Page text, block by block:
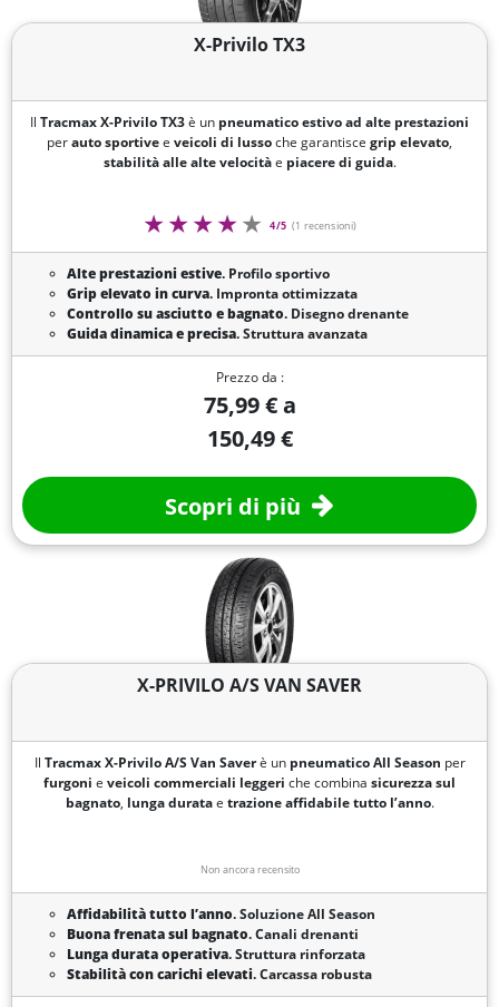
X-Privilo TX3
Il Tracmax X-Privilo TX3è un pneumatico estivo ad alte prestazioni
perauto sportivee veicoli di lussoche garantisce grip elevato,
stabilità alle alte velocitàe piacere di guida.
4/5 (1 recensioni)
Alte prestazioni estive. Profilo sportivo
Grip elevato in curva. Impronta ottimizzata
Controllo su asciutto e bagnato. Disegno drenante
Guida dinamica e precisa. Struttura avanzata
Prezzo da :
75,99 € a
150,49 €
Scopri di più
X-PRIVILO A/S VAN SAVER
Il Tracmax X-Privilo A/S Van Saverè un pneumatico All Season per
furgoni e veicoli commerciali leggeri che combina sicurezza sul
bagnato, lunga duratae trazione affidabile tutto l’anno.
Non ancora recensito
Affidabilità tutto l’anno. Soluzione All Season
Buona frenata sul bagnato. Canali drenanti
Lunga durata operativa. Struttura rinforzata
Stabilità con carichi elevati. Carcassa robusta